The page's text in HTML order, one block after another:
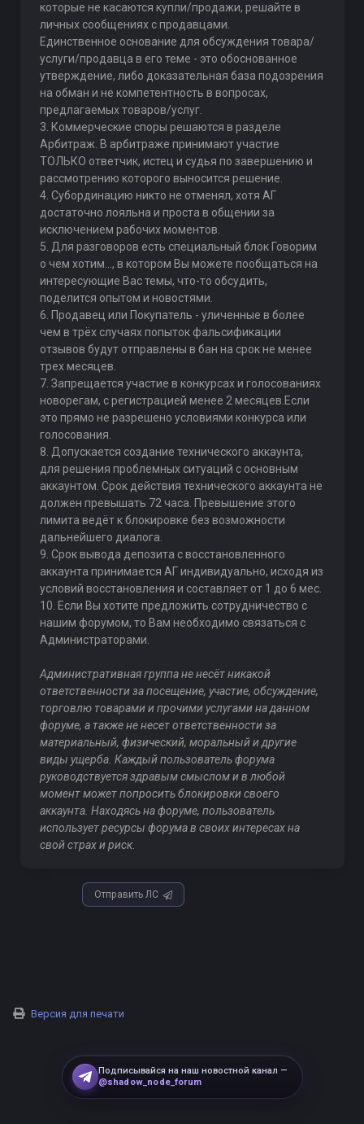
которые не касаются купли/продажи, решайте в
личных сообщениях с продавцами.
Единственное основание для обсуждения товара/
услуги/продавца в его теме - это обоснованное
утверждение, либо доказательная база подозрения
на обман и не компетентность в вопросах,
предлагаемых товаров/услуг.
3. Коммерческие споры решаются в разделе
Арбитраж. В арбитраже принимают участие
ТОЛЬКО ответчик, истец и судья по завершению и
рассмотрению которого выносится решение.
4. Субординацию никто не отменял, хотя АГ
достаточно лояльна и проста в общении за
исключением рабочих моментов.
5. Для разговоров есть специальный блок Говорим
о чем хотим..., в котором Вы можете пообщаться на
интересующие Вас темы, что-то обсудить,
поделится опытом и новостями.
6. Продавец или Покупатель - уличенные в более
чем в трёх случаях попыток фальсификации
отзывов будут отправлены в бан на срок не менее
трех месяцев.
7. Запрещается участие в конкурсах и голосованиях
новорегам, с регистрацией менее 2 месяцев.Если
это прямо не разрешено условиями конкурса или
голосования.
8. Допускается создание технического аккаунта,
для решения проблемных ситуаций с основным
аккаунтом. Срок действия технического аккаунта не
должен превышать 72 часа. Превышение этого
лимита ведёт к блокировке без возможности
дальнейшего диалога.
9. Срок вывода депозита с восстановленного
аккаунта принимается АГ индивидуально, исходя из
условий восстановления и составляет от 1 до 6 мес.
10. Если Вы хотите предложить сотрудничество с
нашим форумом, то Вам необходимо связаться с
Администраторами.
Административная группа не несёт никакой
ответственности за посещение, участие, обсуждение,
торговлю товарами и прочими услугами на данном
форуме, а также не несет ответственности за
материальный, физический, моральный и другие
виды ущерба. Каждый пользователь форума
руководствуется здравым смыслом и в любой
момент может попросить блокировки своего
аккаунта. Находясь на форуме, пользователь
использует ресурсы форума в своих интересах на
свой страх и риск.
Отправить ЛС
Версия для печати
Подписывайся на наш новостной канал —
@shadow_node_forum